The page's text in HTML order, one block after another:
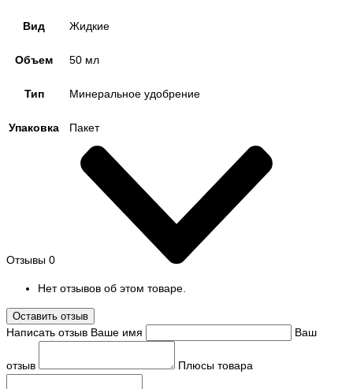
Вид Жидкие
Объем 50 мл
Тип Минеральное удобрение
Упаковка Пакет
Отзывы 0
Нет отзывов об этом товаре.
Оставить отзыв
Написать отзыв Ваше имя Ваш
отзыв Плюсы товара